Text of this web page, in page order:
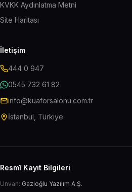
KVKK Aydınlatma Metni
Site Haritası
İletişim
444 0 947
0545 732 61 82
info@kuaforsalonu.com.tr
İstanbul, Türkiye
Resmî Kayıt Bilgileri
Unvan: Gazioğlu Yazılım A.Ş.